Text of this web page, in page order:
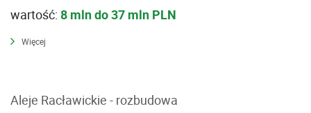
wartość: 8 mln do 37 mln PLN
Więcej
Aleje Racławickie - rozbudowa